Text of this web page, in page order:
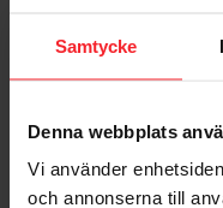
Samtycke
Denna webbplats
Vi använder
och annonserna till